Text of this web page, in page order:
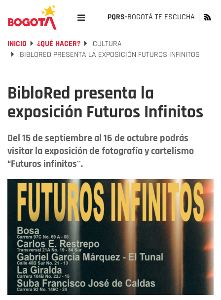
PQRS-BOGOTÁ TE ESCUCHA
INICIO ¿QUÉ HACER?
CULTURA
BIBLORED PRESENTA LA EXPOSICIÓN FUTUROS INFINITOS
BibloRed presenta la
exposición Futuros Infinitos
Del 15 de septiembre al 16 de octubre podrás
visitar la exposición de fotografía y cartelismo
“Futuros infinitos''.